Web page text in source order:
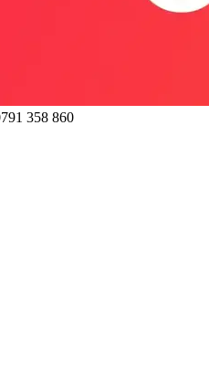
358 860